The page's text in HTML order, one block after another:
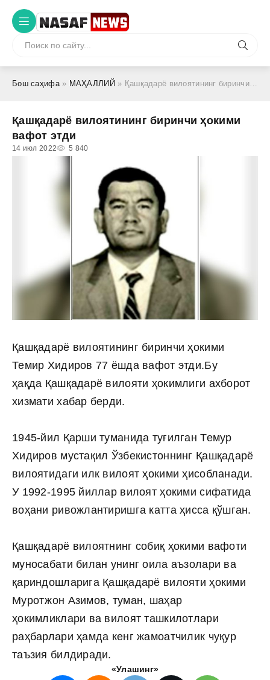
Бош саҳифа» МАҲАЛЛИЙ » Қашқадарё вилоятининг биринчи ҳокими вафот этди
Қашқадарё вилоятининг биринчи ҳокими
вафот этди
14 июл 2022 5 840
Қашқадарё вилоятининг биринчи ҳокими
Темир Хидиров 77 ёшда вафот этди.Бу
ҳақда Қашқадарё вилояти ҳокимлиги ахборот
хизмати хабар берди.
1945-йил Қарши туманида туғилган Темур
Хидиров мустақил Ўзбекистоннинг Қашқадарё
вилоятидаги илк вилоят ҳокими ҳисобланади.
У 1992-1995 йиллар вилоят ҳокими сифатида
воҳани ривожлантиришга катта ҳисса қўшган.
Қашқадарё вилоятнинг собиқ ҳокими вафоти
муносабати билан унинг оила аъзолари ва
қариндошларига Қашқадарё вилояти ҳокими
Муротжон Азимов, туман, шаҳар
ҳокимликлари ва вилоят ташкилотлари
раҳбарлари ҳамда кенг жамоатчилик чуқур
таъзия билдиради.
«Улашинг»